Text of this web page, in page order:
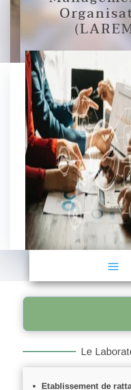
Le
Etablissement de